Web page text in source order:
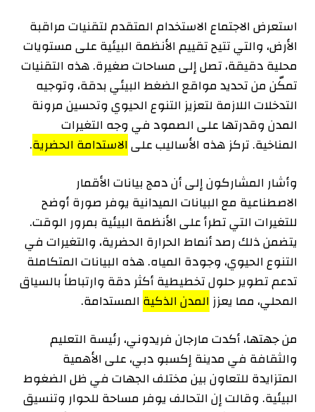
استعرض الاجتماع الاستخدام المتقدم لتقنيات مراقبة
الأرض، والتي تتيح تقييم الأنظمة البيئية على مستويات
محلية دقيقة، تصل إلى مساحات صغيرة. هذه التقنيات
تمكّن من تحديد مواقع الضغط البيئي بدقة، وتوجيه
التدخلات اللازمة لتعزيز التنوع الحيوي وتحسين مرونة
المدن وقدرتها على الصمود في وجه التغيرات
المناخية. تركز هذه الأساليب علىالاستدامة الحضرية.
وأشار المشاركون إلى أن دمج بيانات الأقمار
الاصطناعية مع البيانات الميدانية يوفر صورة أوضح
للتغيرات التي تطرأ على الأنظمة البيئية بمرور الوقت.
يتضمن ذلك رصد أنماط الحرارة الحضرية، والتغيرات في
التنوع الحيوي، وجودة المياه. هذه البيانات المتكاملة
تدعم تطوير حلول تخطيطية أكثر دقة وارتباطاً بالسياق
المحلي، مما يعززالمدن الذكيةالمستدامة.
من جهتها، أكدت مارجان فريدوني، رئيسة التعليم
والثقافة في مدينة إكسبو دبي، على الأهمية
المتزايدة للتعاون بين مختلف الجهات في ظل الضغوط
البيئية. وقالت إن التحالف يوفر مساحة للحوار وتنسيق